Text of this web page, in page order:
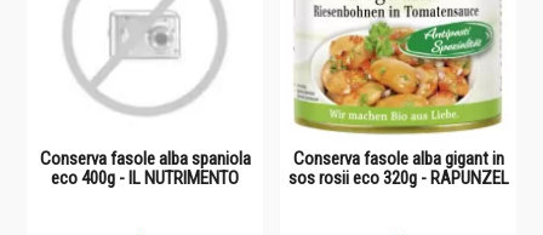
Conserva fasole alba spaniola
eco 400g - IL NUTRIMENTO
Conserva fasole alba gigant in
sos rosii eco 320g - RAPUNZEL